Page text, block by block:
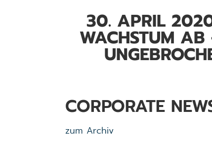
30. APRIL 2020
ACHSTUM AB –
CORPORATE
zum Archiv